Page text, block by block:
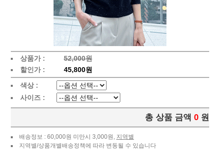
상품가 :
52,000원
할인가 :
45,800원
색상 :
사이즈 :
총 상품 금액 0 원
배송정보 : 60,000원 미만시 3,000원, 지역별
지역별/상품개별배송정책에 따라 변동될 수 있습니다